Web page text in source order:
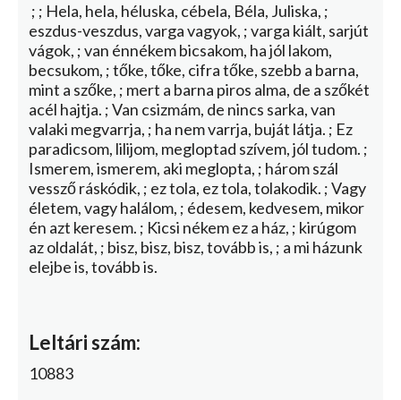
; ; Hela, hela, héluska, cébela, Béla, Juliska, ;
eszdus-veszdus, varga vagyok, ; varga kiált, sarjút
vágok, ; van énnékem bicsakom, ha jól lakom,
becsukom, ; tőke, tőke, cifra tőke, szebb a barna,
mint a szőke, ; mert a barna piros alma, de a szőkét
acél hajtja. ; Van csizmám, de nincs sarka, van
valaki megvarrja, ; ha nem varrja, buját látja. ; Ez
paradicsom, lilijom, megloptad szívem, jól tudom. ;
Ismerem, ismerem, aki meglopta, ; három szál
vessző ráskódik, ; ez tola, ez tola, tolakodik. ; Vagy
életem, vagy halálom, ; édesem, kedvesem, mikor
én azt keresem. ; Kicsi nékem ez a ház, ; kirúgom
az oldalát, ; bisz, bisz, bisz, tovább is, ; a mi házunk
elejbe is, tovább is.
Leltári szám:
10883